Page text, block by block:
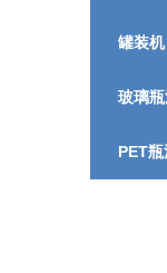
罐装机
玻璃
PET